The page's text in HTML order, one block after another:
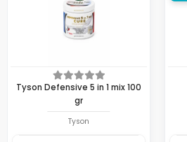
Tyson Defensive 5 in 1 mix 100
gr
Tyson